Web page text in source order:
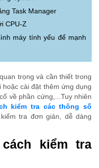
Task Manager
CPU-Z
máy tính yếu để mạnh
trọng và cần thiết trong
cài đặt thêm ứng dụng
về phần cứng,...Tuy nhiên
kiểm tra các thông số
tra đơn giản, dễ dàng
kiểm tra